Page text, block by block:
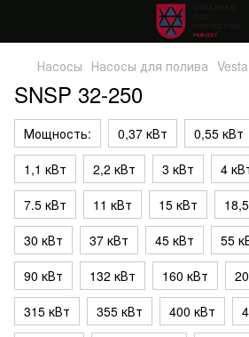
Насосы Насосы для полива Vesta
SNSP 32-250
Мощность: 0,37 кВт 0,55 кВт
1,1 кВт
2,2 кВт 3 кВт 4
7.5 кВт
11 кВт 15 кВт
30 кВт
37 кВт 45 кВт 55
90 кВт
132 кВт 160 кВт
315 кВт
355 кВт 400 кВт